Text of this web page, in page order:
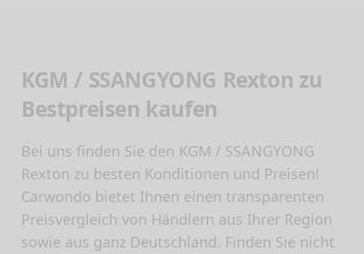
KGM / SSANGYONG Rexton zu
Bestpreisen kaufen
Bei uns finden Sie den KGM / SSANGYONG
Rexton zu besten Konditionen und Preisen!
Carwondo bietet Ihnen einen transparenten
Preisvergleich von Händlern aus Ihrer Region
sowie aus ganz Deutschland. Finden Sie nicht